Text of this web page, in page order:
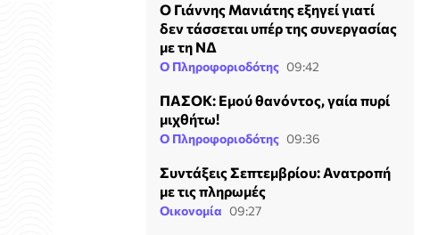
Ο Γιάννης Μανιάτης εξηγεί γιατί
δεν τάσσεται υπέρ της συνεργασίας
με τη ΝΔ
Ο Πληροφοριοδότης 09:42
ΠΑΣΟΚ: Εμού θανόντος, γαία πυρί
μιχθήτω!
Ο Πληροφοριοδότης 09:36
Συντάξεις Σεπτεμβρίου: Ανατροπή
με τις πληρωμές
Οικονομία 09:27